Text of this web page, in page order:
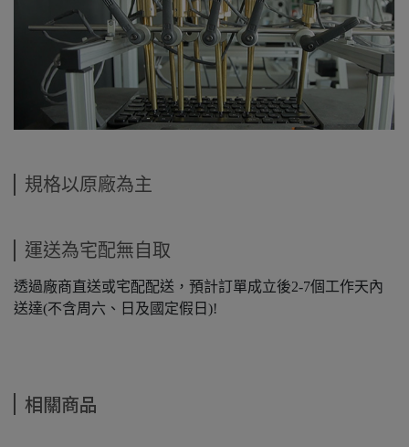
規格以原廠為主
運送為宅配無自取
透過廠商直送或宅配配送，預計訂單成立後2-7個工作天內
送達(不含周六、日及國定假日)!
相關商品